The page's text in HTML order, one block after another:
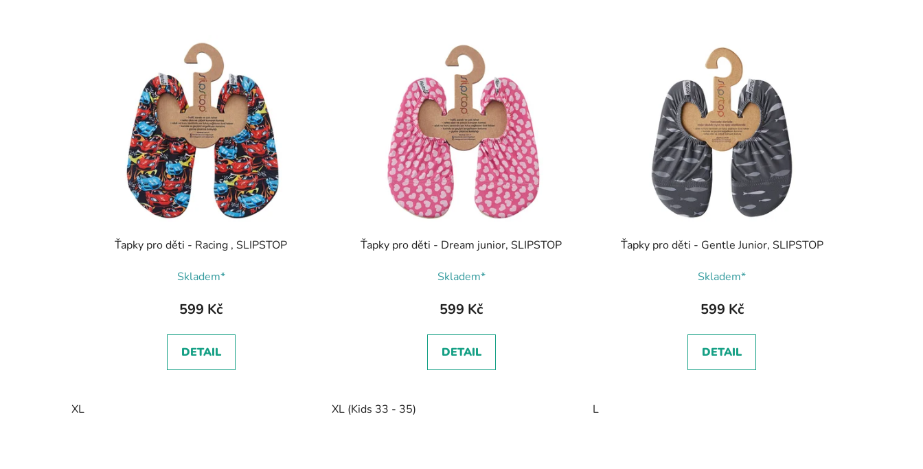
Ťapky pro děti - Racing , SLIPSTOP
Skladem*
599 Kč
DETAIL
XL
Ťapky pro děti - Dream junior, SLIPSTOP
Skladem*
599 Kč
DETAIL
XL (Kids 33 - 35)
Ťapky pro děti - Gentle Junior, SLIPSTOP
Skladem*
599 Kč
DETAIL
L